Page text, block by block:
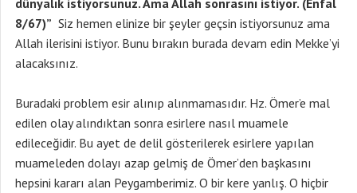
dünyalık istiyorsunuz. Ama Allah sonrasını istiyor. (Enfal
8/67)” Siz hemen elinize bir şeyler geçsin istiyorsunuz ama
Allah ilerisini istiyor. Bunu bırakın burada devam edin Mekke’yi
alacaksınız.
Buradaki problem esir alınıp alınmamasıdır. Hz. Ömer’e mal
edilen olay alındıktan sonra esirlere nasıl muamele
edileceğidir. Bu ayet de delil gösterilerek esirlere yapılan
muameleden dolayı azap gelmiş de Ömer’den başkasını
hepsini kararı alan Peygamberimiz. O bir kere yanlış. O hiçbir